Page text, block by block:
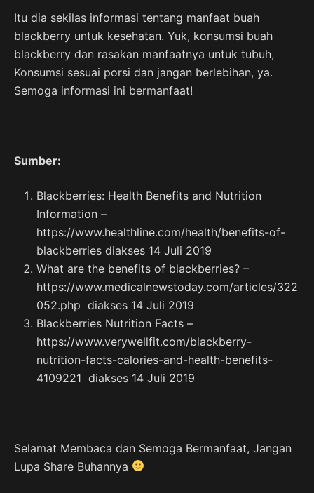
Itu dia sekilas informasi tentang manfaat buah
blackberry untuk kesehatan. Yuk, konsumsi buah
blackberry dan rasakan manfaatnya untuk tubuh,
Konsumsi sesuai porsi dan jangan berlebihan, ya.
Semoga informasi ini bermanfaat!
Sumber:
Blackberries: Health Benefits and Nutrition
Information –
https://www.healthline.com/health/benefits-of-
blackberries diakses 14 Juli 2019
What are the benefits of blackberries? –
https://www.medicalnewstoday.com/articles/322
052.php diakses 14 Juli 2019
Blackberries Nutrition Facts –
https://www.verywellfit.com/blackberry-
nutrition-facts-calories-and-health-benefits-
4109221 diakses 14 Juli 2019
Selamat Membaca dan Semoga Bermanfaat, Jangan
Lupa Share Buhannya